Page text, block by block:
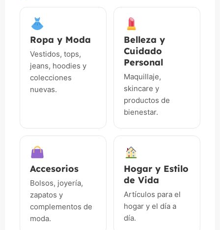
Ropa y Moda
Vestidos, tops,
jeans, hoodies y
colecciones
nuevas.
Belleza y
Cuidado
Personal
Maquillaje,
skincare y
productos de
bienestar.
Accesorios
Bolsos, joyería,
zapatos y
complementos de
moda.
Hogar y Estilo
de Vida
Artículos para el
hogar y el día a
día.